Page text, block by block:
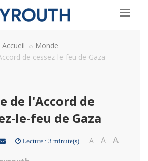
Accueil
Monde
de cessez-le-feu de Gaza
de l'Accord de
le-feu de Gaza
Lecture : 3 minute(s) A A A